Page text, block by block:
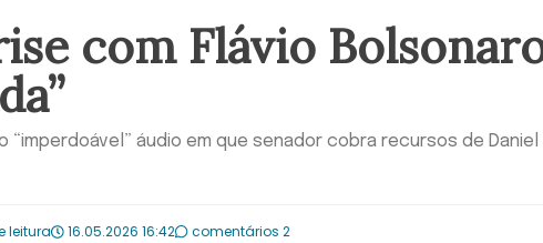
com Flávio
áudio em que senador cobra recursos de Daniel
leitura 16.05.2026 16:42 comentários 2